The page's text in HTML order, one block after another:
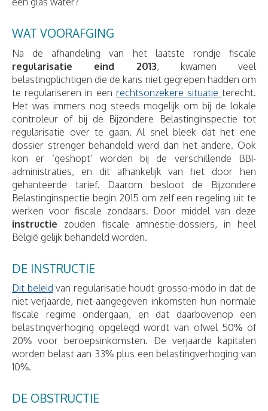
WAT VOORAFGING
Na de afhandeling van het laatste rondje fiscale
regularisatie eind 2013, kwamen veel
belastingplichtigen die de kans niet gegrepen hadden om
te regulariseren in een rechtsonzekere situatieterecht.
Het was immers nog steeds mogelijk om bij de lokale
controleur of bij de Bijzondere Belastinginspectie tot
regularisatie over te gaan. Al snel bleek dat het ene
dossier strenger behandeld werd dan het andere. Ook
kon er ‘geshopt’ worden bij de verschillende BBI-
administraties, en dit afhankelijk van het door hen
gehanteerde tarief. Daarom besloot de Bijzondere
Belastinginspectie begin 2015 om zelf een regeling uit te
werken voor fiscale zondaars. Door middel van deze
instructie zouden fiscale amnestie-dossiers, in heel
België gelijk behandeld worden.
DE INSTRUCTIE
Dit beleid van regularisatie houdt grosso-modo in dat de
niet-verjaarde, niet-aangegeven inkomsten hun normale
fiscale regime ondergaan, en dat daarbovenop een
belastingverhoging opgelegd wordt van ofwel 50% of
20% voor beroepsinkomsten. De verjaarde kapitalen
worden belast aan 33% plus een belastingverhoging van
10%.
DE OBSTRUCTIE